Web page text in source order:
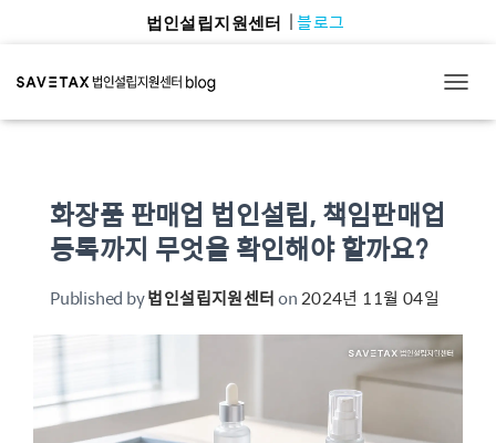
법인설립지원센터 블로그
화장품 판매업 법인설립, 책임판매업
등록까지 무엇을 확인해야 할까요?
Published by법인설립지원센터on2024년 11월 04일